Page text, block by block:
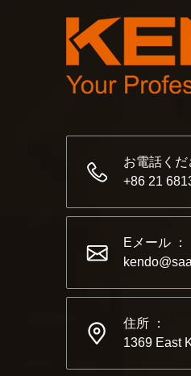
お電話くだ
+86 21
Eメール ：
住所 ：
1369 East